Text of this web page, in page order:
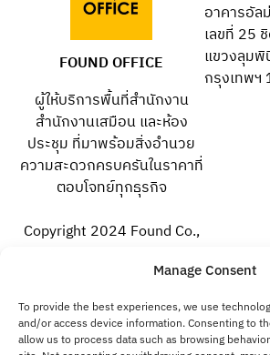
Manage Consent
To provide the best experiences, we use
and/or access device information. Consenting to
allow us to process data such as browsing
FOUND OFFICE
ผู้ให้บริการพื้นที่สำนักงาน
สำนักงานเสมือน และห้อง
ประชุม ที่มาพร้อมสิ่งอำนวย
ความสะดวกครบครันในราคาที่
ตอบโจทย์ทุกธุรกิจ
Copyright 2024 Found Co.,
อาคารอัล
เลขที่ 25
แขวงลุมพิ
กรุงเทพฯ
facebook.com/foundoffice